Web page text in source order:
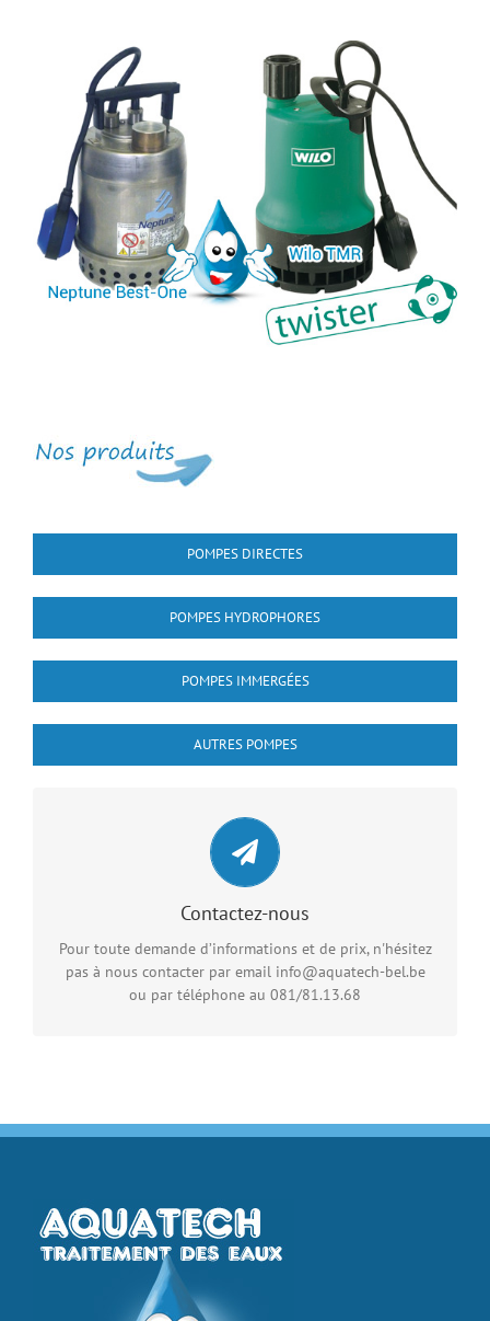
POMPES DIRECTES
POMPES HYDROPHORES
POMPES IMMERGÉES
AUTRES POMPES
Contactez-nous
Pour toute demande d’informations et de prix, n'hésitez
pas à nous contacter par email info@aquatech-bel.be
ou par téléphone au 081/81.13.68
Contactez-nous
Vous pouvez nous envoyer un email en cliquant sur le
lien ci-dessous
CONTACT RAPIDE